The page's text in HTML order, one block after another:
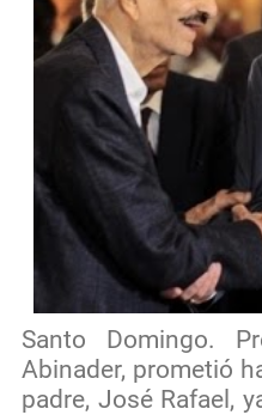
Santo Domingo.
Abinader, prometió
padre, José Rafael,